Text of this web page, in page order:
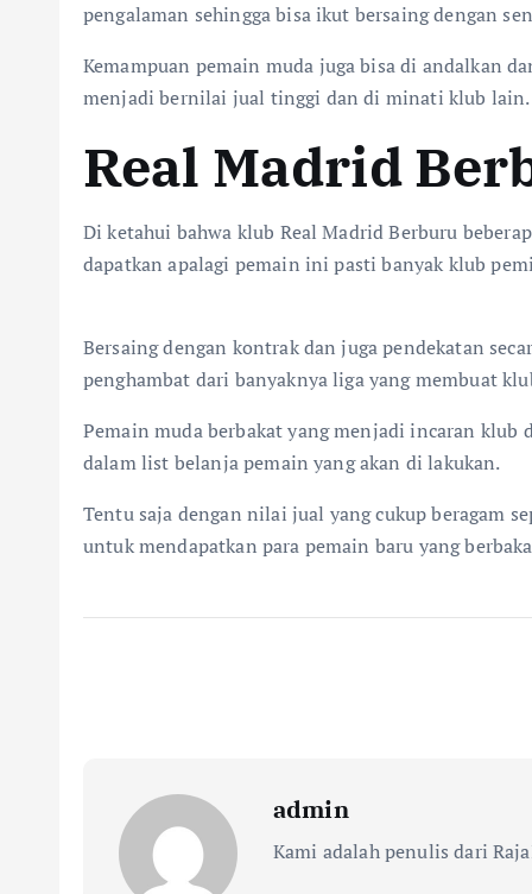
pengalaman sehingga bisa ikut bersaing dengan
Kemampuan pemain muda juga bisa di andalkan
menjadi bernilai jual tinggi dan di minati klub lain.
Real Madrid
Di ketahui bahwa klub Real Madrid Berburu
dapatkan apalagi pemain ini pasti banyak klub
Bersaing dengan kontrak dan juga pendekatan
penghambat dari banyaknya liga yang membuat
Pemain muda berbakat yang menjadi incaran klub
dalam list belanja pemain yang akan di lakukan.
Tentu saja dengan nilai jual yang cukup beragam
untuk mendapatkan para pemain baru yang
admin
Kami adalah penulis dari